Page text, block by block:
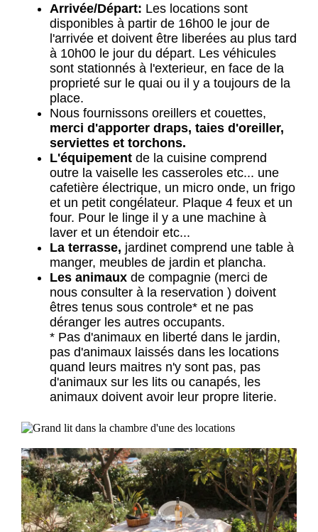
Arrivée/Départ: Les locations sont
disponibles à partir de 16h00 le jour de
l'arrivée et doivent être liberées au plus tard
à 10h00 le jour du départ. Les véhicules
sont stationnés à l'exterieur, en face de la
proprieté sur le quai ou il y a toujours de la
place.
Nous fournissons oreillers et couettes,
merci d'apporter draps, taies d'oreiller,
serviettes et torchons.
L'équipementde la cuisine comprend
outre la vaiselle les casseroles etc... une
cafetière électrique, un micro onde, un frigo
et un petit congélateur. Plaque 4 feux et un
four. Pour le linge il y a une machine à
laver et un étendoir etc...
La terrasse, jardinet comprend une table à
manger, meubles de jardin et plancha.
Les animaux de compagnie (merci de
nous consulter à la reservation ) doivent
êtres tenus sous controle* et ne pas
déranger les autres occupants.
* Pas d'animaux en liberté dans le jardin,
pas d'animaux laissés dans les locations
quand leurs maitres n'y sont pas, pas
d'animaux sur les lits ou canapés, les
animaux doivent avoir leur propre literie.